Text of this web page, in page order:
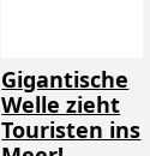
Gigantische
Welle zieht
Touristen ins